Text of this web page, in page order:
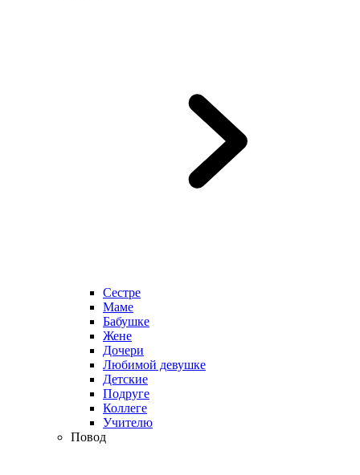
Сестре
Маме
Бабушке
Жене
Дочери
Любимой девушке
Детские
Подруге
Коллеге
Учителю
Повод